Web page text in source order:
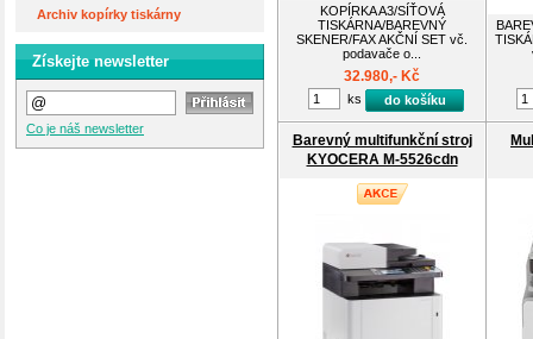
Archiv kopírky tiskárny
Získejte newsletter
Co je náš newsletter
KOPÍRKA A3/SÍŤOVÁ
TISKÁRNA/BAREVNÝ
SKENER/FAX AKČNÍ SET vč.
podavače o...
32.980,- Kč
ks do košíku
Barevný multifunkční stroj
KYOCERA M-5526cdn